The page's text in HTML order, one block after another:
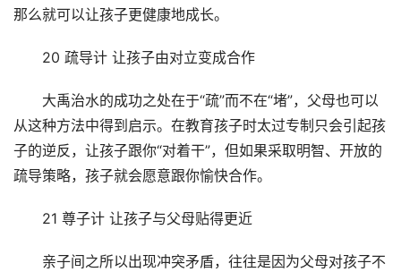
那么就可以让孩子更健康地成长。
20 疏导计 让孩子由对立变成合作
大禹治水的成功之处在于“疏”而不在“堵”，父母也可以
从这种方法中得到启示。在教育孩子时太过专制只会引起孩
子的逆反，让孩子跟你“对着干”，但如果采取明智、开放的
疏导策略，孩子就会愿意跟你愉快合作。
21 尊子计 让孩子与父母贴得更近
亲子间之所以出现冲突矛盾，往往是因为父母对孩子不